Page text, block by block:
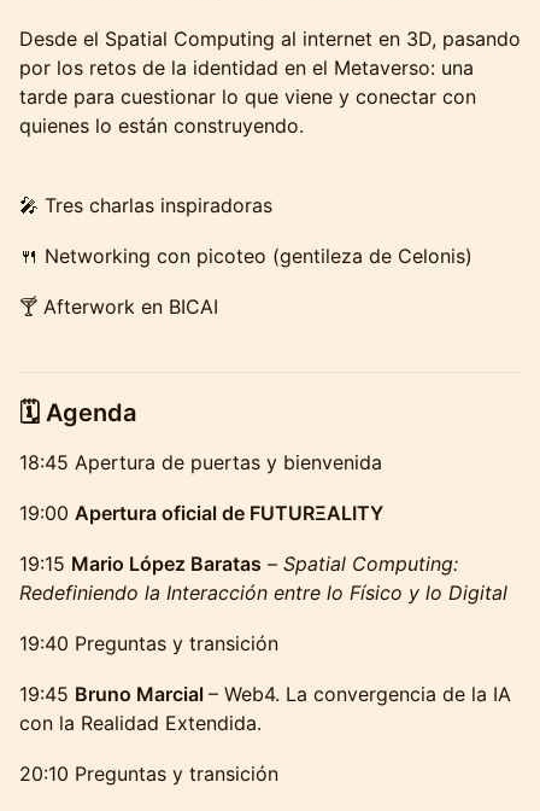
Desde el Spatial Computing al internet en 3D, pasando
por los retos de la identidad en el Metaverso: una
tarde para cuestionar lo que viene y conectar con
quienes lo están construyendo.
🎤 Tres charlas inspiradoras
🍴 Networking con picoteo (gentileza de Celonis)
🍸 Afterwork en BICAI
🗓 Agenda
18:45 Apertura de puertas y bienvenida
19:00 Apertura oficial de FUTURΞALITY
19:15 Mario López Baratas – Spatial Computing:
Redefiniendo la Interacción entre lo Físico y lo Digital
19:40 Preguntas y transición
19:45 Bruno Marcial – Web4. La convergencia de la IA
con la Realidad Extendida.
20:10 Preguntas y transición